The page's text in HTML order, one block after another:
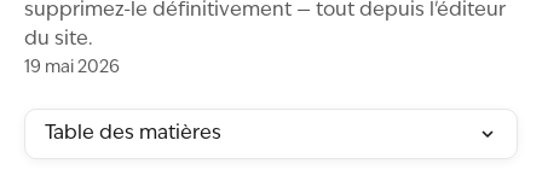
supprimez-le définitivement — tout depuis l'éditeur
du site.
19 mai 2026
Table des matières